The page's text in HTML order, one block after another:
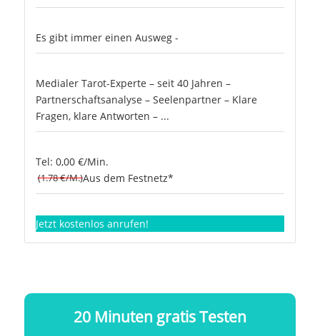
Es gibt immer einen Ausweg -
Medialer Tarot-Experte – seit 40 Jahren –
Partnerschaftsanalyse – Seelenpartner – Klare
Fragen, klare Antworten – ...
Tel: 0,00 €/Min.
(1.78 €/M.)Aus dem Festnetz*
Jetzt kostenlos anrufen!
20 Minuten gratis Testen